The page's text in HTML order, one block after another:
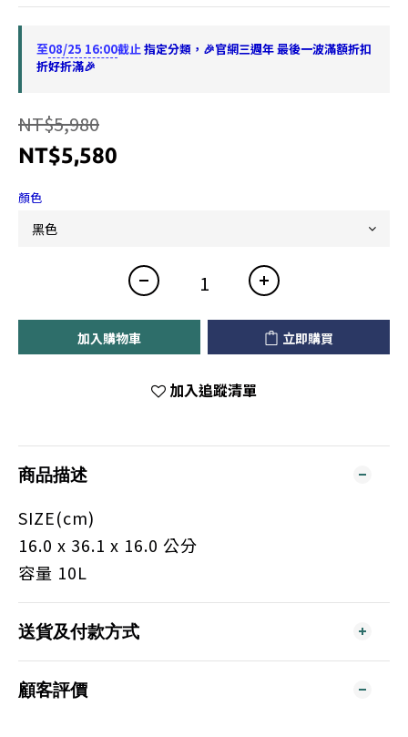
至08/25 16:00截止指定分類，🎉官網三週年 最後一波滿額折扣
折好折滿🎉
NT$5,980
NT$5,580
顏色
加入購物車 立即購買
加入追蹤清單
商品描述
SIZE(cm)
16.0 x 36.1 x 16.0 公分
容量 10L
送貨及付款方式
顧客評價